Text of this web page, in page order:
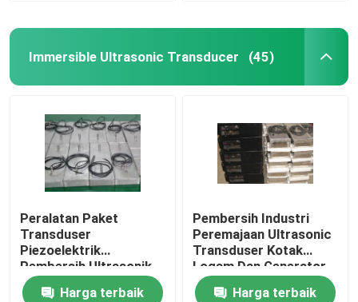
Immersible Ultrasonic Transducer (45)
Peralatan Paket
Transduser
Piezoelektrik
Pembersih Ultrasonik
Immersible 2kw
Harga terbaik
Pembersih Industri
Peremajaan Ultrasonic
Transduser Kotak
Logam Dan Generator
Harga terbaik